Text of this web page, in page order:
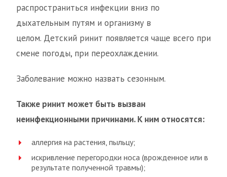
распространиться инфекции вниз по
дыхательным путям и организму в
целом. Детский ринит появляется чаще всего при
смене погоды, при переохлаждении.
Заболевание можно назвать сезонным.
Также ринит может быть вызван
неинфекционными причинами. К ним относятся:
аллергия на растения, пыльцу;
искривление перегородки носа (врожденное или в
результате полученной травмы);